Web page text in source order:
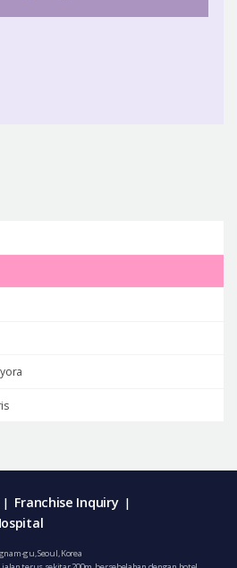
| Franchise Inquiry |
gu, Seoul, Korea